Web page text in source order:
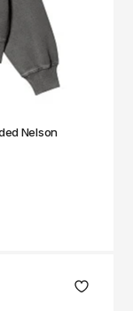
Nelson